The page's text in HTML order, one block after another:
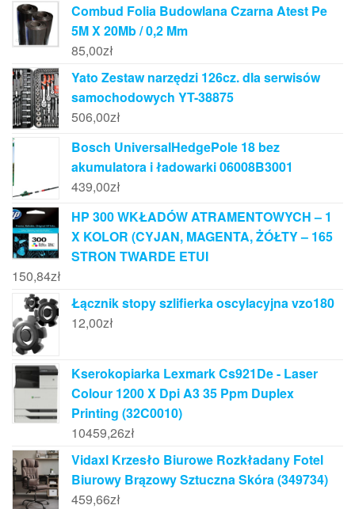
Combud Folia Budowlana Czarna Atest Pe
5M X 20Mb / 0,2 Mm
85,00zł
Yato Zestaw narzędzi 126cz. dla serwisów
samochodowych YT-38875
506,00zł
Bosch UniversalHedgePole 18 bez
akumulatora i ładowarki 06008B3001
439,00zł
HP 300 WKŁADÓW ATRAMENTOWYCH – 1
X KOLOR (CYJAN, MAGENTA, ŻÓŁTY – 165
STRON TWARDE ETUI
150,84zł
Łącznik stopy szlifierka oscylacyjna vzo180
12,00zł
Kserokopiarka Lexmark Cs921De - Laser
Colour 1200 X Dpi A3 35 Ppm Duplex
Printing (32C0010)
10459,26zł
Vidaxl Krzesło Biurowe Rozkładany Fotel
Biurowy Brązowy Sztuczna Skóra (349734)
459,66zł